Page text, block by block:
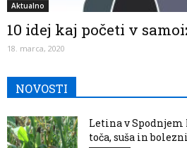
Aktualno
10 idej kaj početi v
18. marca, 2020
NOVOSTI
Letina v
toča, suša in